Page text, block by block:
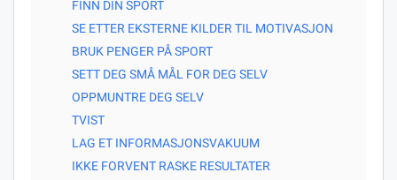
FINN DIN SPORT
SE ETTER EKSTERNE KILDER TIL MOTIVASJON
BRUK PENGER PÅ SPORT
SETT DEG SMÅ MÅL FOR DEG SELV
OPPMUNTRE DEG SELV
TVIST
LAG ET INFORMASJONSVAKUUM
IKKE FORVENT RASKE RESULTATER